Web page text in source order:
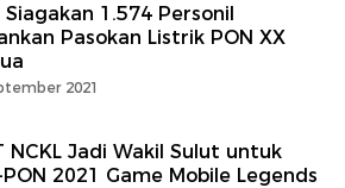
Siagakan 1.574 Personil
Pasokan Listrik PON XX
2021
NCKL Jadi Wakil Sulut untuk
2021 Game Mobile Legends